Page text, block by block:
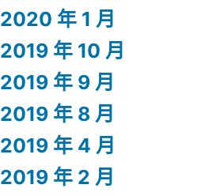
2020 年 1 月
2019 年 10 月
2019 年 9 月
2019 年 8 月
2019 年 4 月
2019 年 2 月